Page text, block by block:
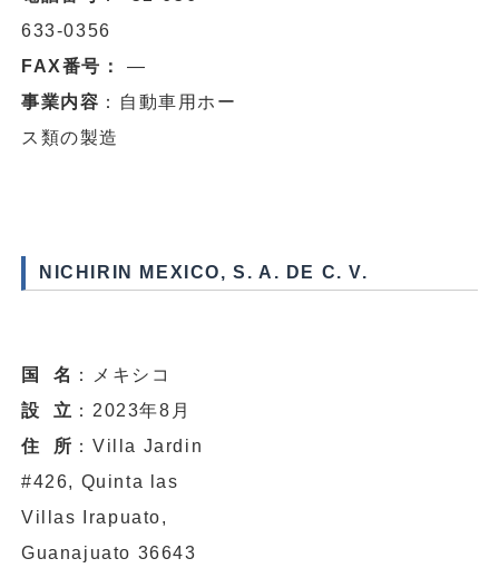
633-0356
FAX番号：
―
事業内容 ：自動車用ホー
ス類の製造
NICHIRIN MEXICO, S. A. DE C. V.
国 名 ：メキシコ
設 立 ：2023年8月
住 所 ：Villa Jardin
#426, Quinta las
Villas Irapuato,
Guanajuato 36643